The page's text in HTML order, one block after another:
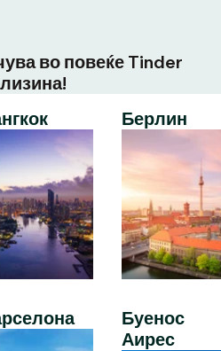
во повеќе Tinder
Берлин
Буенос
Аирес